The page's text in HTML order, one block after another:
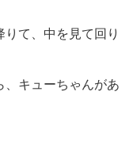
て、中を見て回り
、キューちゃんがあ